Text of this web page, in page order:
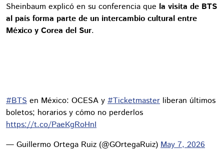
Sheinbaum explicó en su conferencia que la visita de BTS
al país forma parte de un intercambio cultural entre
México y Corea del Sur.
#BTS en México: OCESA y #Ticketmaster liberan últimos
boletos; horarios y cómo no perderlos
https://t.co/PaeKgRoHnI
— Guillermo Ortega Ruiz (@GOrtegaRuiz) May 7, 2026